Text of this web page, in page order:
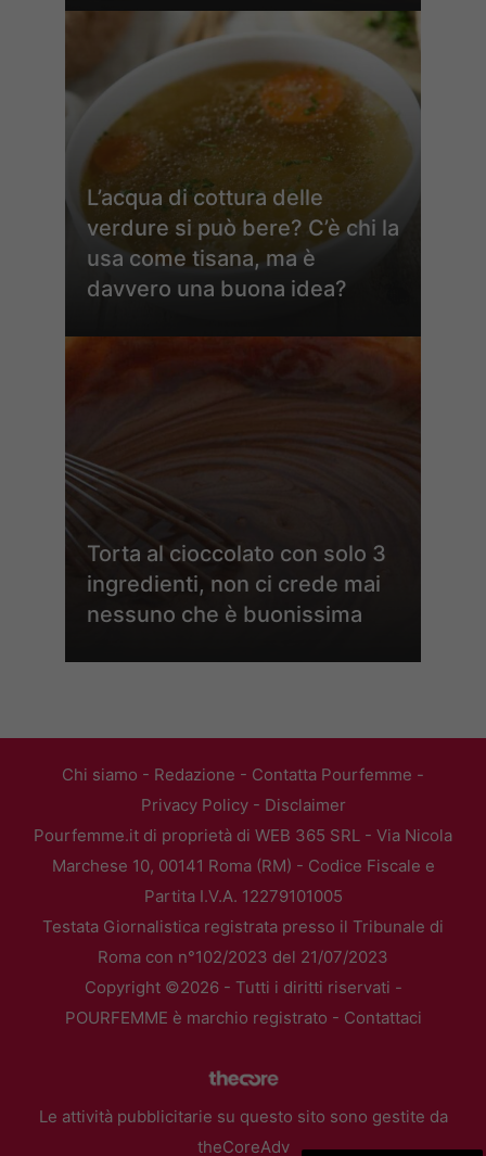
L’acqua di cottura delle
verdure si può bere? C’è chi la
usa come tisana, ma è
davvero una buona idea?
Torta al cioccolato con solo 3
ingredienti, non ci crede mai
nessuno che è buonissima
Chi siamo - Redazione - Contatta Pourfemme -
Privacy Policy- Disclaimer
Pourfemme.it di proprietà di WEB 365 SRL - Via Nicola
Marchese 10, 00141 Roma (RM) - Codice Fiscale e
Partita I.V.A. 12279101005
Testata Giornalistica registrata presso il Tribunale di
Roma con n°102/2023 del 21/07/2023
Copyright ©2026 - Tutti i diritti riservati -
POURFEMME è marchio registrato - Contattaci
Le attività pubblicitarie su questo sito sono gestite da
theCoreAdv